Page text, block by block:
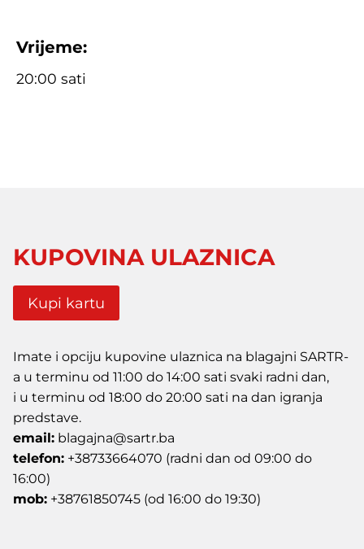
Vrijeme:
20:00 sati
KUPOVINA ULAZNICA
Kupi kartu
Imate i opciju kupovine ulaznica na blagajni SARTR-
a u terminu od 11:00 do 14:00 sati svaki radni dan,
i u terminu od 18:00 do 20:00 sati na dan igranja
predstave.
email: blagajna@sartr.ba
telefon: +38733664070 (radni dan od 09:00 do
16:00)
mob: +38761850745 (od 16:00 do 19:30)